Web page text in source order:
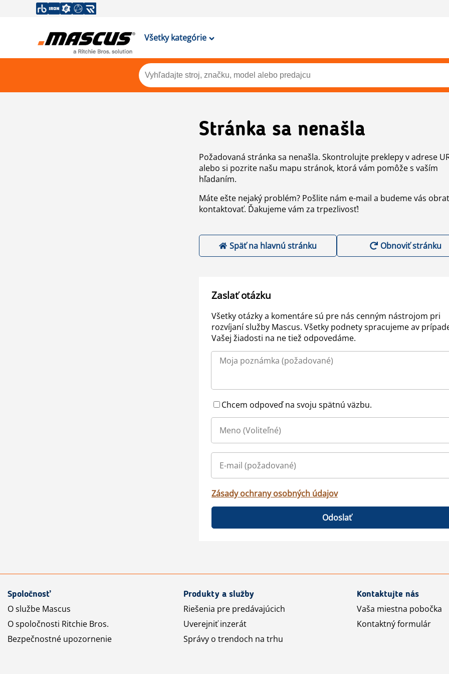
Všetky kategórie
Stránka sa nenašla
Požadovaná stránka sa nenašla. Skontrolujte preklepy v adrese
alebo si pozrite našu mapu stránok, ktorá vám pomôže s vaším
hľadaním.
Máte ešte nejaký problém? Pošlite nám e-mail a budeme vás
kontaktovať. Ďakujeme vám za trpezlivosť!
Späť na hlavnú stránku Obnoviť stránku
Zaslať otázku
Všetky otázky a komentáre sú pre nás cenným nástrojom pri
rozvíjaní služby Mascus. Všetky podnety spracujeme av
Vašej žiadosti na ne tiež odpovedáme.
Chcem odpoveď na svoju spätnú väzbu.
Zásady ochrany osobných údajov
Odoslať
Spoločnosť
O službe Mascus
O spoločnosti Ritchie Bros.
Bezpečnostné upozornenie
Produkty a služby
Riešenia pre predávajúcich
Uverejniť inzerát
Správy o trendoch na trhu
Kontaktujte nás
Vaša miestna pobočka
Kontaktný formulár